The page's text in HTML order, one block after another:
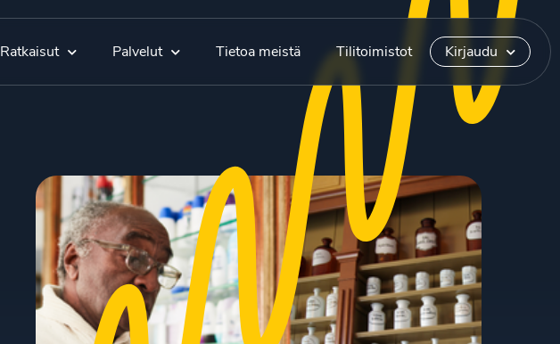
Ratkaisut Palvelut Tietoa meistä Tilitoimistot Kirjaudu